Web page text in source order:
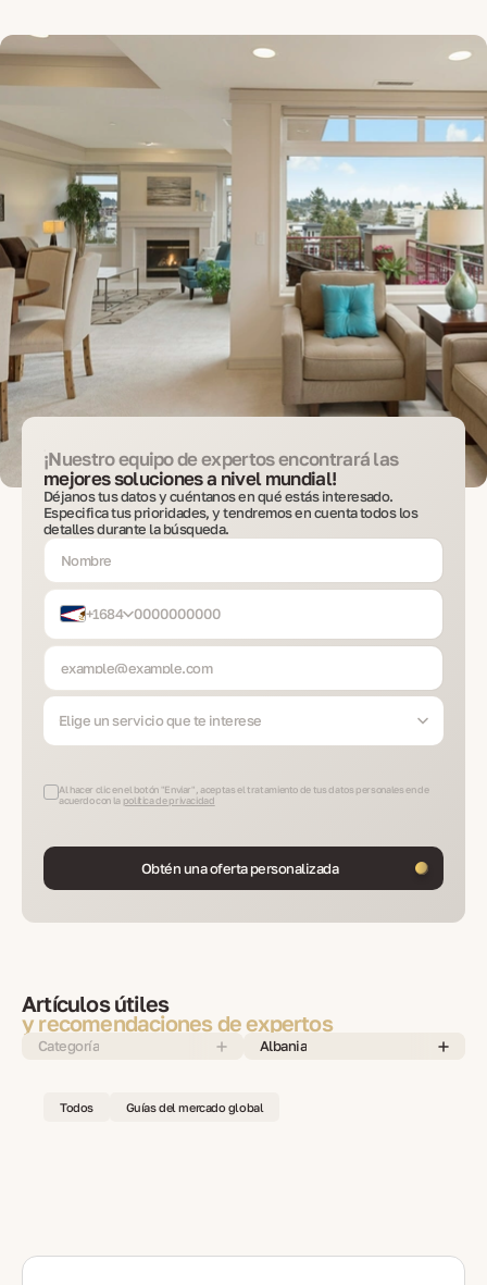
¡Nuestro equipo de expertos encontrará las
mejores soluciones a nivel mundial!
Déjanos tus datos y cuéntanos en qué estás interesado.
Especifica tus prioridades, y tendremos en cuenta todos los
detalles durante la búsqueda.
+1684
Elige un servicio que te interese
Al hacer clic en el botón "Enviar", aceptas el tratamiento de tus datos personales en de
acuerdo con la política de privacidad
Obtén una oferta personalizada
Artículos útiles
y recomendaciones de expertos
Categoría Albania
Todos Guías del mercado global